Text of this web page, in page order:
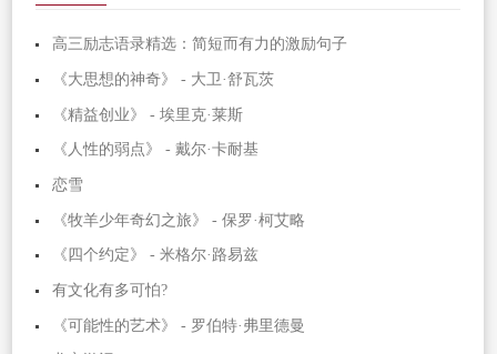
高三励志语录精选：简短而有力的激励句子
《大思想的神奇》 - 大卫·舒瓦茨
《精益创业》 - 埃里克·莱斯
《人性的弱点》 - 戴尔·卡耐基
恋雪
《牧羊少年奇幻之旅》 - 保罗·柯艾略
《四个约定》 - 米格尔·路易兹
有文化有多可怕?
《可能性的艺术》 - 罗伯特·弗里德曼